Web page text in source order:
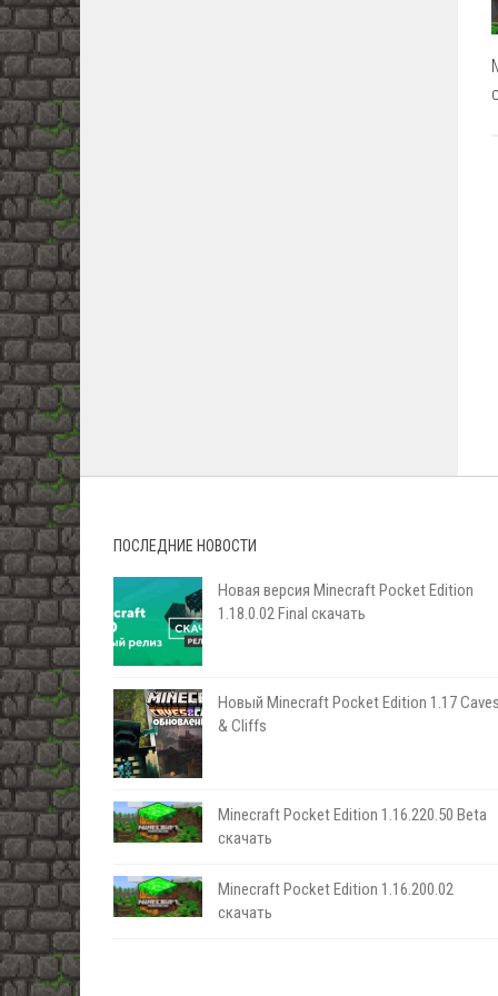
ПОСЛЕДНИЕ НОВОСТИ
Новая версия Minecraft Pocket Edition
1.18.0.02 Final скачать
Новый Minecraft Pocket Edition 1.17
& Cliffs
Minecraft Pocket Edition 1.16.220.50 Beta
скачать
Minecraft Pocket Edition 1.16.200.02
скачать